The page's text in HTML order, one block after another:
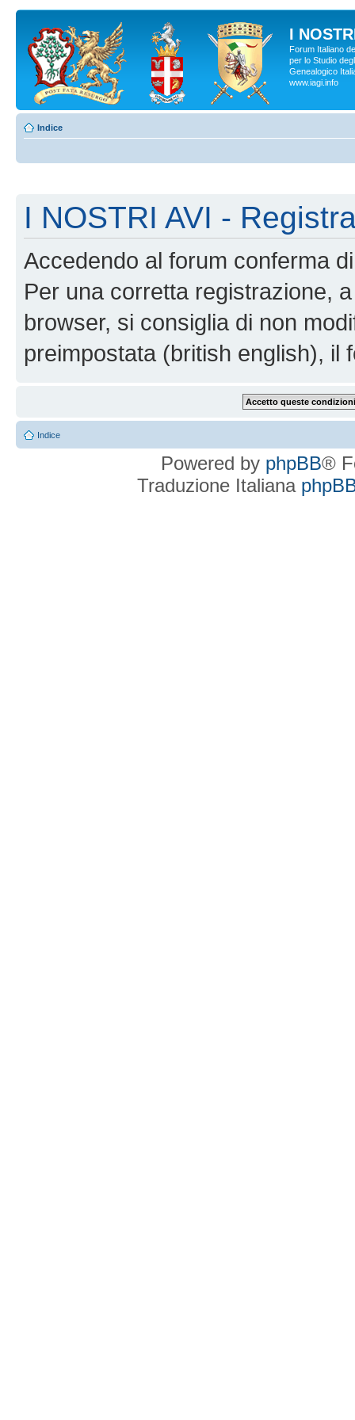
I
Forum Italiano
per lo Studio
Genealogico
www.iagi.info
Indice
I NOSTRI AVI -
Accedendo al forum conferma
Per una corretta registrazione,
browser, si consiglia di non
preimpostata (british english), il
Indice
Powered by phpBB®
Traduzione Italiana